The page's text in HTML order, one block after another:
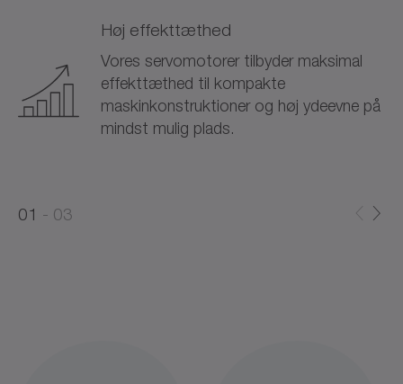
Høj effekttæthed
Vores servomotorer tilbyder maksimal
effekttæthed til kompakte
maskinkonstruktioner og høj ydeevne på
mindst mulig plads.
01
03